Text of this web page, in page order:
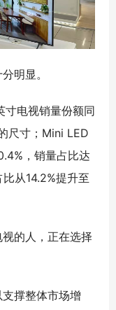
明显。
寸电视销量份额同
尺寸；Mini LED
，销量占比达
从14.2%提升至
的人，正在选择
撑整体市场增